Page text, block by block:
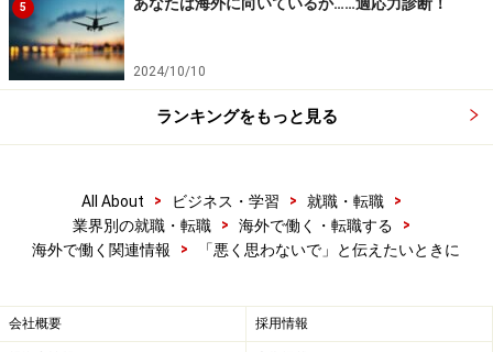
パリ、ニューヨーク・・・憧れのあの街で働きたい！現
地情報がザクザク！
■-INDEX- あの街で夢の生活
★記事の最新情報やコラムなど「海外で働く」に関わる
※記事内容は執筆時点のものです。最新の内容をご確認くださ
【編集部おすすめの購入サイト】
5 あなたは海外に向いているか……適応力診断！
2024/10/10
ランキングをもっと見る
All About > ビジネス・学習 > 就職・転職
>
業界別の就職・転職
> 海外で働く・転職する
>
海外で働く関連情報
> 「悪く思わないで」と伝えたいときに
会社概要 採用情報